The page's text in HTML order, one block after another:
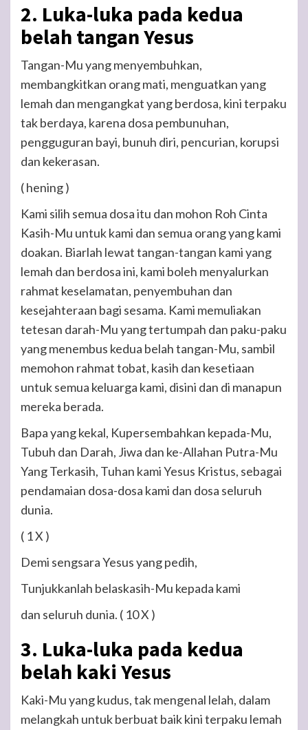
2. Luka-luka pada kedua
belah tangan Yesus
Tangan-Mu yang menyembuhkan,
membangkitkan orang mati, menguatkan yang
lemah dan mengangkat yang berdosa, kini terpaku
tak berdaya, karena dosa pembunuhan,
pengguguran bayi, bunuh diri, pencurian, korupsi
dan kekerasan.
( hening )
Kami silih semua dosa itu dan mohon Roh Cinta
Kasih-Mu untuk kami dan semua orang yang kami
doakan. Biarlah lewat tangan-tangan kami yang
lemah dan berdosa ini, kami boleh menyalurkan
rahmat keselamatan, penyembuhan dan
kesejahteraan bagi sesama. Kami memuliakan
tetesan darah-Mu yang tertumpah dan paku-paku
yang menembus kedua belah tangan-Mu, sambil
memohon rahmat tobat, kasih dan kesetiaan
untuk semua keluarga kami, disini dan di manapun
mereka berada.
Bapa yang kekal, Kupersembahkan kepada-Mu,
Tubuh dan Darah, Jiwa dan ke-Allahan Putra-Mu
Yang Terkasih, Tuhan kami Yesus Kristus, sebagai
pendamaian dosa-dosa kami dan dosa seluruh
dunia.
( 1 X )
Demi sengsara Yesus yang pedih,
Tunjukkanlah belaskasih-Mu kepada kami
dan seluruh dunia. ( 10 X )
3. Luka-luka pada kedua
belah kaki Yesus
Kaki-Mu yang kudus, tak mengenal lelah, dalam
melangkah untuk berbuat baik kini terpaku lemah